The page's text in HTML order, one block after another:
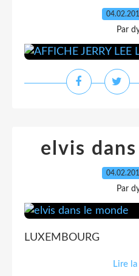
Par
elvis
Par
LUXEMBOURG
Lire